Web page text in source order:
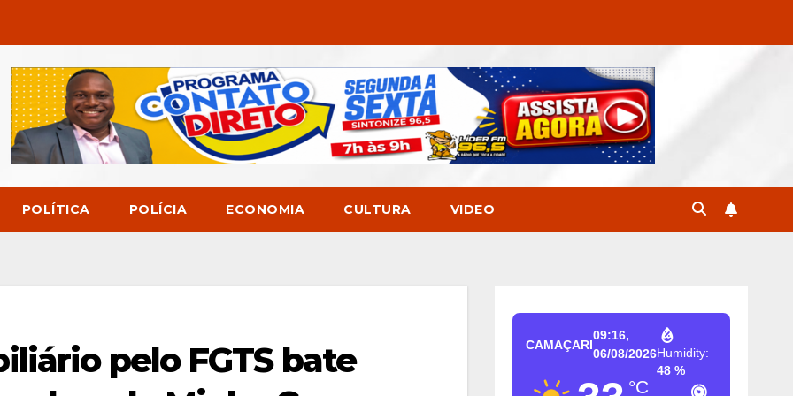
POLÍTICA POLÍCIA ECONOMIA CULTURA VIDEO
pelo FGTS bate
CAMAÇARI
09:16,
06/08/2026
°C
Humidity:
48 %